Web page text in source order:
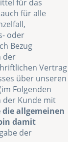
für das
für alle
oder
Bezug
der
Vertrag
über unseren
Folgenden
der Kunde mit
die allgemeinen
damit
der